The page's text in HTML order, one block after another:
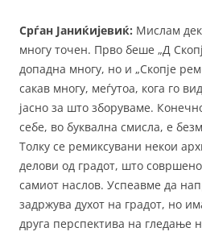
Срѓан Јаниќијевиќ: Мислам
многу точен. Прво беше „Д
допадна многу, но и „Скопје
сакав многу, меѓутоа, кога го
јасно за што зборуваме.
себе, во буквална смисла, е
Толку се ремиксувани некои
делови од градот, што
самиот наслов. Успеавме да
задржува духот на градот, но
друга перспектива на гледање